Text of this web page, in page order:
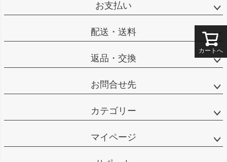
カートへ
お支払い
配送・送料
返品・交換
お問合せ先
カテゴリー
マイページ